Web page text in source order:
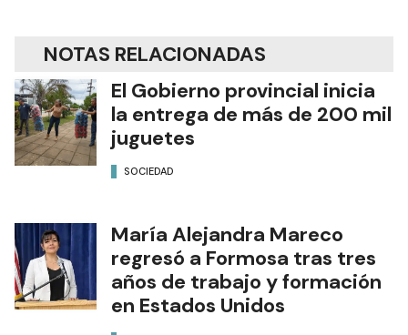
NOTAS RELACIONADAS
El Gobierno provincial inicia
la entrega de más de 200 mil
juguetes
SOCIEDAD
María Alejandra Mareco
regresó a Formosa tras tres
años de trabajo y formación
en Estados Unidos